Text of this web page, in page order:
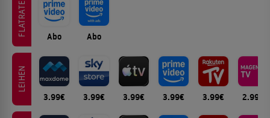
FLATRATE Abo Abo
LEIHEN
3.99€ 3.99€ 3.99€ 3.99€ 3.99€ 2.99€